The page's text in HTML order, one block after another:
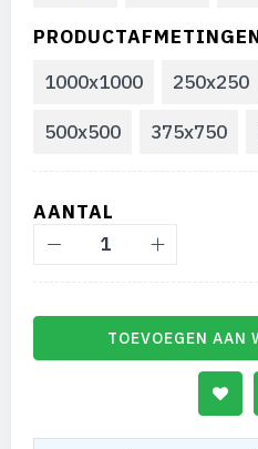
1000x1000
250x250
500x500 375x750
AANTAL
TOEVOEGEN AAN